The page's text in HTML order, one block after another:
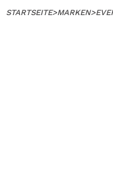
STARTSEITE>MARKEN>